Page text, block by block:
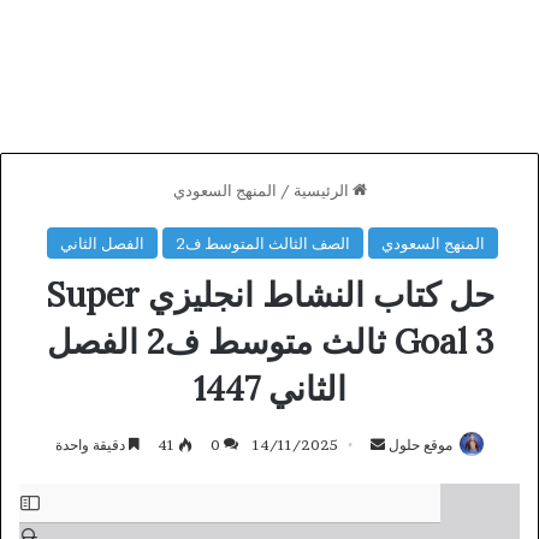
الرئيسية / المنهج السعودي
المنهج السعودي الصف الثالث المتوسط ف2 الفصل الثاني
حل كتاب النشاط انجليزي Super
Goal 3 ثالث متوسط ف2 الفصل
الثاني 1447
موقع حلول
أرسل 14/11/2025
0
41 دقيقة واحدة